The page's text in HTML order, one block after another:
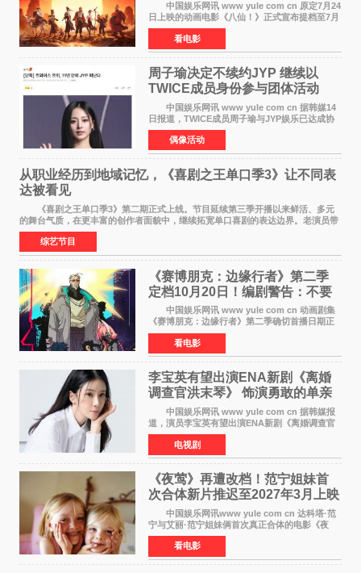
中国娱乐网讯 www yule com cn 原定7月24
日上映的动画电影《八仙！》正式宣布提档至7月
18日。这部国风动画大片将八仙过海，各显神通
这句刻在国人DNA里的俗语玩出了新花样——影
片讲述凡人
看电影
周子瑜决定不续约JYP 继续以
TWICE成员身份参与团体活动
中国娱乐网讯 www yule com cn 据韩媒14
日报道，TWICE成员周子瑜与JYP娱乐已达成协
议，不再续签个人专属合约，但她将继续参与
TWICE的完整团体活动。 周子瑜于2015年通
过生存节目《SIXTE
偶像活动
从职业经历到地域记忆，《喜剧之王单口季3》让不同表
达被看见
《喜剧之王单口季3》第二期正式上线。节目延续第三季开播以来鲜活、多元
的舞台气质，在更丰富的创作者面貌中，继续拓宽单口喜剧的表达边界。老演员带
着更加成熟的文本与舞台掌控回归，新面孔则
综艺节目
《赛博朋克：边缘行者》第二季
定档10月20日！编剧警告：不要
对角色投入太深
中国娱乐网讯 www yule com cn 动画剧集
《赛博朋克：边缘行者》第二季确切首播日期正
式敲定——将于10月20日在Netflix全球上线。此
前，Netflix韩国官方账号曾短暂出现这一日期信
息，随后迅
看电影
李宝英有望出演ENA新剧《离婚
调查官洪末琴》 饰演勇敢的单亲
妈妈家事调查官
中国娱乐网讯 www yule com cn 据韩媒报
道，演员李宝英有望出演ENA新剧《离婚调查官
洪末琴》女主角，引发观众期待。 李宝英在
剧中饰演家庭法院家事调查官洪末琴一角——即
使在极限状况
电视剧
《夜莺》再遭改档！范宁姐妹首
次合体新片推迟至2027年3月上映
中国娱乐网讯www yule com cn 达科塔·范
宁与艾丽·范宁姐妹俩首次真正合体的电影《夜
莺》再度改档，从原定的2027年2月12日推迟至
同年3月19日北美上映，片方希望借此利用春假档
期争取更多年轻
看电影